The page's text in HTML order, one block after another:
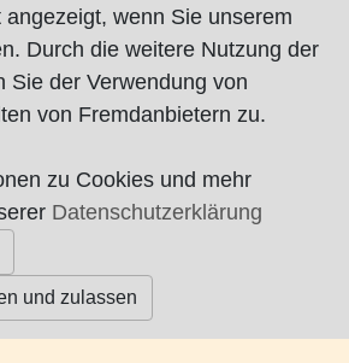
|AGB
2026
wenn Sie unserem
Durch die weitere Nutzung der
Sie der Verwendung von
von Fremdanbietern zu.
zu Cookies und mehr
Datenschutzerklärung
und zulassen